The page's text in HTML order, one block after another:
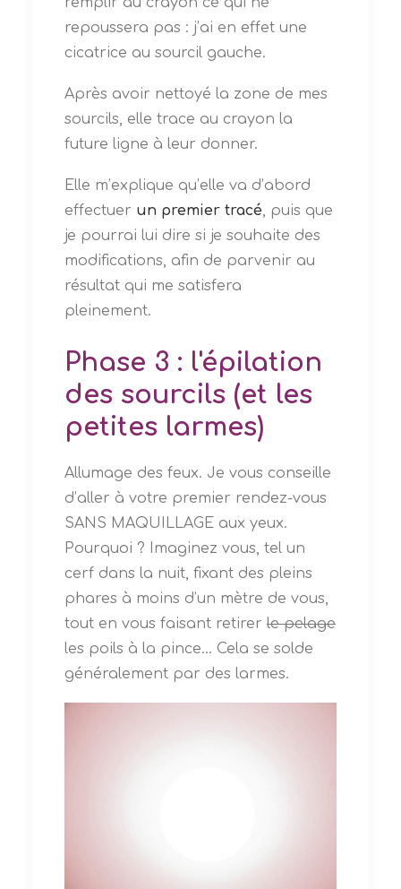
repoussera pas : j’ai en effet une
cicatrice au sourcil gauche.
Après avoir nettoyé la zone de mes
sourcils, elle trace au crayon la
future ligne à leur donner.
Elle m’explique qu’elle va d’abord
effectuer un premier tracé, puis que
je pourrai lui dire si je souhaite des
modifications, afin de parvenir au
résultat qui me satisfera
pleinement.
Phase 3 : l'épilation
des sourcils (et les
petites larmes)
Allumage des feux. Je vous conseille
d’aller à votre premier rendez-vous
SANS MAQUILLAGE aux yeux.
Pourquoi ? Imaginez vous, tel un
cerf dans la nuit, fixant des pleins
phares à moins d’un mètre de vous,
tout en vous faisant retirer le pelage
les poils à la pince… Cela se solde
généralement par des larmes.